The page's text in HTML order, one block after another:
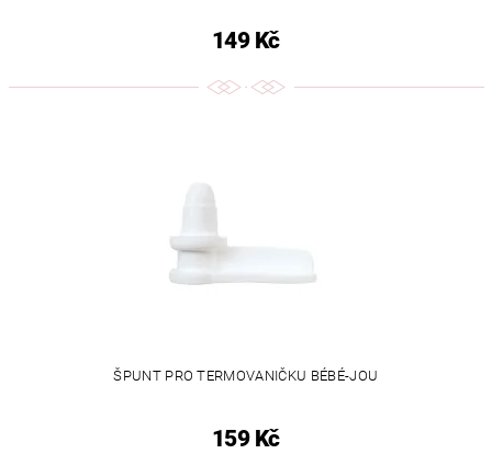
149 Kč
ŠPUNT PRO TERMOVANIČKU BÉBÉ-JOU
159 Kč